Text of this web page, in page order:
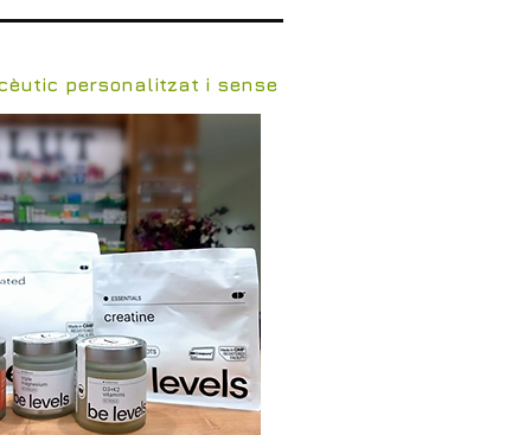
personalitzat i sense